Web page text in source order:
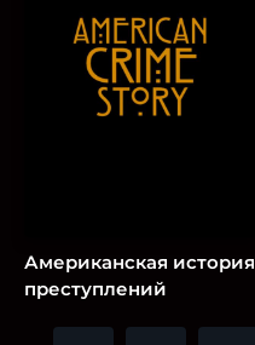
Американская история
преступлений